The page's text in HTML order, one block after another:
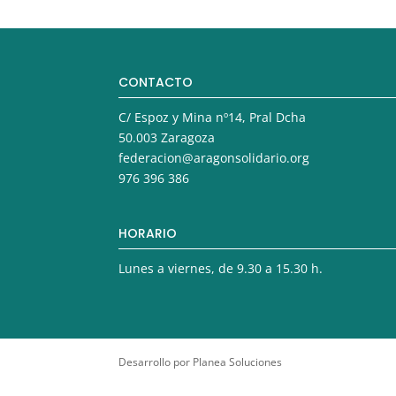
CONTACTO
C/ Espoz y Mina nº14, Pral Dcha
50.003 Zaragoza
federacion@aragonsolidario.org
976 396 386
HORARIO
Lunes a viernes, de 9.30 a 15.30 h.
Desarrollo por Planea Soluciones